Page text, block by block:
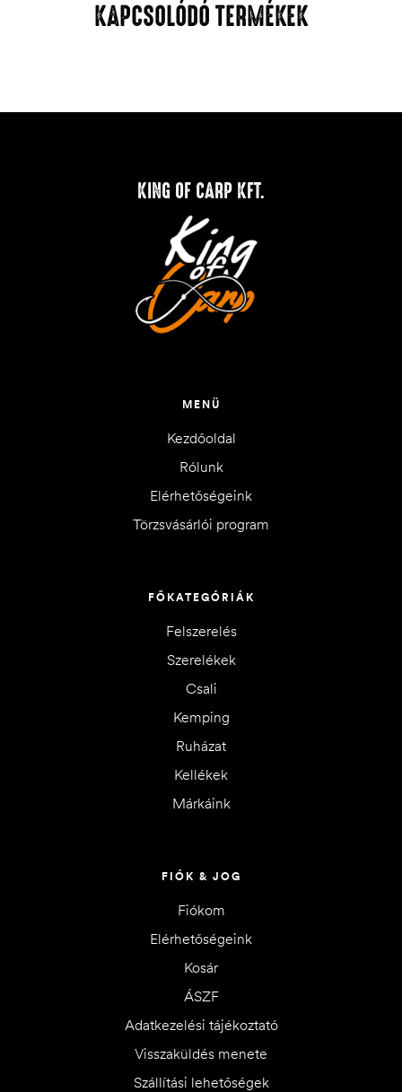
KAPCSOLÓDÓ TERMÉKEK
KING OF CARP KFT.
MENÜ
Kezdőoldal
Rólunk
Elérhetőségeink
Törzsvásárlói program
FŐKATEGÓRIÁK
Felszerelés
Szerelékek
Csali
Kemping
Ruházat
Kellékek
Márkáink
FIÓK & JOG
Fiókom
Elérhetőségeink
Kosár
ÁSZF
Adatkezelési tájékoztató
Visszaküldés menete
Szállítási lehetőségek